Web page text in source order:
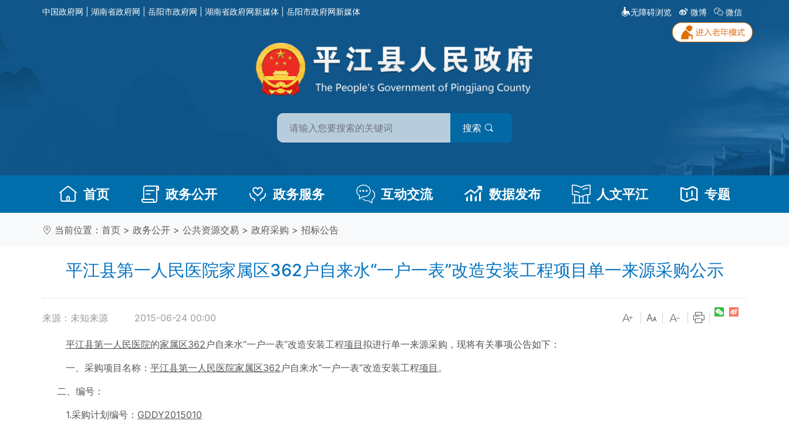
中国政府网 湖南省政府网 岳阳市政府网 湖南省政府网新媒体 岳阳市政府网新媒体 无障碍浏览 微博 微信
搜索
首页 政务公开 政务服务 互动交流 数据发布 人文平江 专题
当前位置： 首页 > 政务公开 > 公共资源交易 > 政府采购 > 招标公告
平江县第一人民医院家属区362户自来水“一户一表”改造安装工程项目单一来源采购公示
来源：未知来源 2015-06-24 00:00
平江县第一人民医院的家属区362 户自来水“一户一表”改造安装工程项目拟进行单一来源采购，现将有关事项公告如下：
一、采购项目名称： 平江县第一人民医院家属区362 户自来水“一户一表”改造安装工程项目 。
二、编号：
1.采购计划编号： GDDY2015010